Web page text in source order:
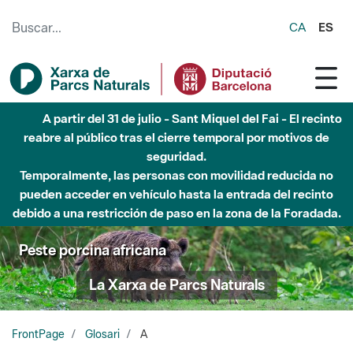
CA ES
A partir del 31 de julio - Sant Miquel del Fai - El recinto
reabre al público tras el cierre temporal por motivos de
seguridad.
Temporalmente, las personas con movilidad reducida no
pueden acceder en vehículo hasta la entrada del recinto
debido a una restricción de paso en la zona de la Foradada.
Peste porcina africana
La Xarxa de Parcs Naturals
FrontPage Glosari A